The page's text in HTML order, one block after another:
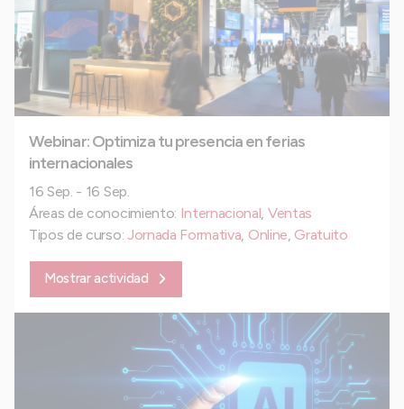
Webinar: Optimiza tu presencia en ferias
internacionales
16 Sep. - 16 Sep.
Áreas de conocimiento: Internacional, Ventas
Tipos de curso: Jornada Formativa, Online, Gratuito
Mostrar actividad